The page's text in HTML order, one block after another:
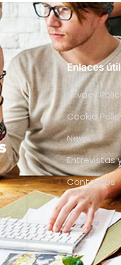
Enlaces
Privacy
Cookie
News
Entrevistas
Contactos